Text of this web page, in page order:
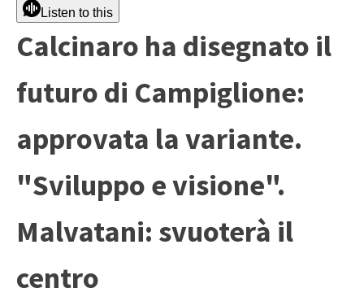
Listen to this
Calcinaro ha disegnato il
futuro di Campiglione:
approvata la variante.
"Sviluppo e visione".
Malvatani: svuoterà il
centro